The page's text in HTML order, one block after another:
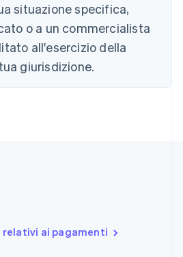
situazione specifica,
o a un commercialista
all'esercizio della
giurisdizione.
ai pagamenti